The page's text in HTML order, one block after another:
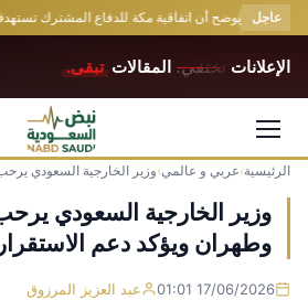
عاجل
يوضح أن اتفاقية مكة للدفاع المشترك تستهدف
الإعلانات تختفي. المقالات تبقى.
التجاوز
إلى
المحتوى
الرئيسية›عربي و عالمي›وزير الخارجية السعودي
وزير الخارجية السعودي
وطهران ويؤكد دعم
17/06/2026 01:01 عبد العزيز المرزوق